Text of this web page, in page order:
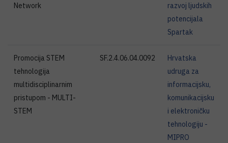
Network
razvoj ljudskih
potencijala
Spartak
Promocija STEM
tehnologija
multidisciplinarnim
pristupom - MULTI-
STEM
SF.2.4.06.04.0092
Hrvatska
udruga za
informacijsku,
komunikacijsku
i elektroničku
tehnologiju -
MIPRO